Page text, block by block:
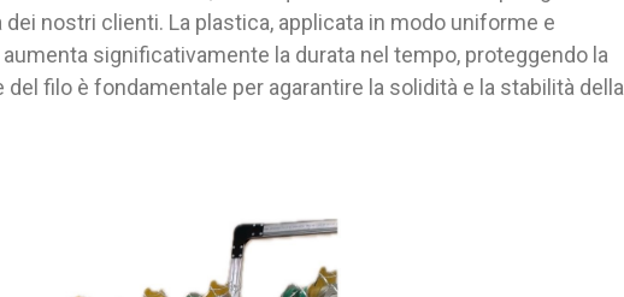
nostri clienti. La plastica, applicata in modo uniforme e
significativamente la durata nel tempo, proteggendo la
filo è fondamentale per agarantire la solidità e la stabilità della